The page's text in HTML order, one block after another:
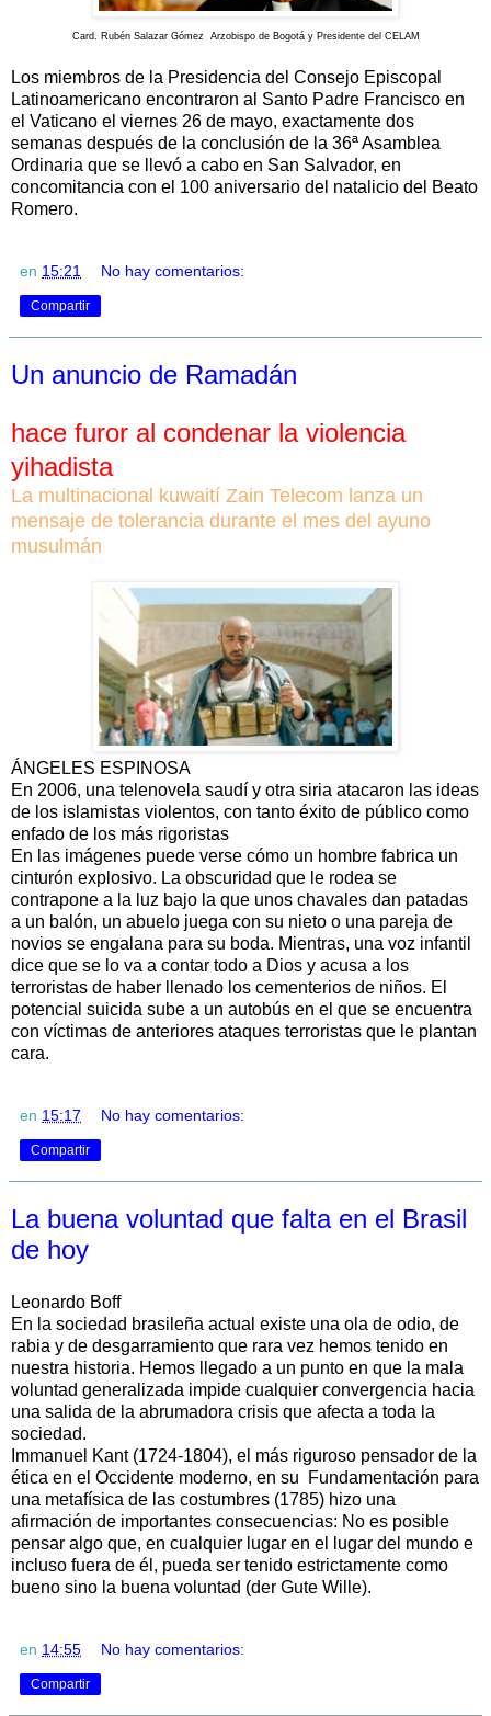
Card. Rubén Salazar Gómez Arzobispo de Bogotá y Presidente del CELAM
Los miembros de la Presidencia del Consejo Episcopal
Latinoamericano encontraron al Santo Padre Francisco en
el Vaticano el viernes 26 de mayo, exactamente dos
semanas después de la conclusión de la 36ª Asamblea
Ordinaria que se llevó a cabo en San Salvador, en
concomitancia con el 100 aniversario del natalicio del Beato
Romero.
en 15:21 No hay comentarios:
Compartir
Un anuncio de Ramadán
hace furor al condenar la violencia
yihadista
La multinacional kuwaití Zain Telecom lanza un
mensaje de tolerancia durante el mes del ayuno
musulmán
ÁNGELES ESPINOSA
En 2006, una telenovela saudí y otra siria atacaron las ideas
de los islamistas violentos, con tanto éxito de público como
enfado de los más rigoristas
En las imágenes puede verse cómo un hombre fabrica un
cinturón explosivo. La obscuridad que le rodea se
contrapone a la luz bajo la que unos chavales dan patadas
a un balón, un abuelo juega con su nieto o una pareja de
novios se engalana para su boda. Mientras, una voz infantil
dice que se lo va a contar todo a Dios y acusa a los
terroristas de haber llenado los cementerios de niños. El
potencial suicida sube a un autobús en el que se encuentra
con víctimas de anteriores ataques terroristas que le plantan
cara.
en 15:17 No hay comentarios:
Compartir
La buena voluntad que falta en el Brasil
de hoy
Leonardo Boff
En la sociedad brasileña actual existe una ola de odio, de
rabia y de desgarramiento que rara vez hemos tenido en
nuestra historia. Hemos llegado a un punto en que la mala
voluntad generalizada impide cualquier convergencia hacia
una salida de la abrumadora crisis que afecta a toda la
sociedad.
Immanuel Kant (1724-1804), el más riguroso pensador de la
ética en el Occidente moderno, en su Fundamentación para
una metafísica de las costumbres (1785) hizo una
afirmación de importantes consecuencias: No es posible
pensar algo que, en cualquier lugar en el lugar del mundo e
incluso fuera de él, pueda ser tenido estrictamente como
bueno sino la buena voluntad (der Gute Wille).
en 14:55 No hay comentarios:
Compartir